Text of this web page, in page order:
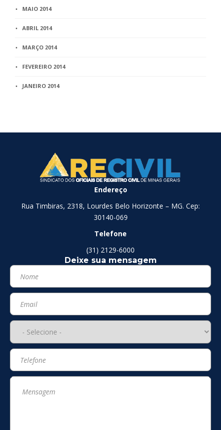
MAIO 2014
ABRIL 2014
MARÇO 2014
FEVEREIRO 2014
JANEIRO 2014
Endereço
Rua Timbiras, 2318, Lourdes Belo Horizonte – MG. Cep:
30140-069
Telefone
(31) 2129-6000
Deixe sua mensagem